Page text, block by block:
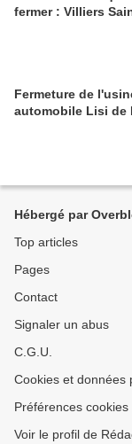
fermer : Villiers
Fermeture de l'usine de pièces
automobile Lisi de
Hébergé par
Top articles
Pages
Contact
Signaler un abus
C.G.U.
Cookies et données
Préférences cookies
Voir le profil de